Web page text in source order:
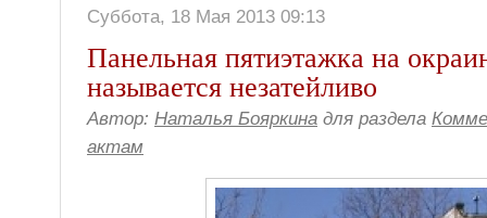
Суббота, 18 Мая 2013 09:13
Панельная пятиэтажка на
называется незатейливо
Автор: Наталья Бояркина для раздела
актам